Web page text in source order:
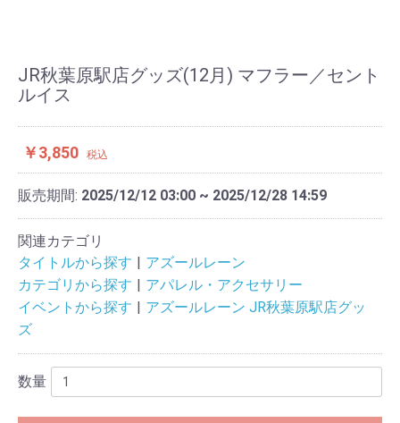
JR秋葉原駅店グッズ(12月) マフラー／セント
ルイス
￥3,850 税込
販売期間: 2025/12/12 03:00 ~ 2025/12/28 14:59
関連カテゴリ
タイトルから探す
アズールレーン
カテゴリから探す
アパレル・アクセサリー
イベントから探す
アズールレーン JR秋葉原駅店グッ
ズ
数量